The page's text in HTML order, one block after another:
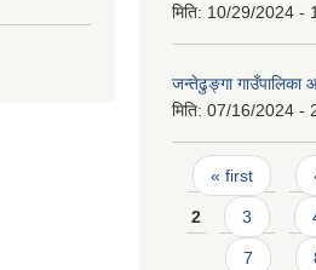
मिति: 10/29/2024 -
जन्तेढुङ्गा गाउँपालिका
मिति: 07/16/2024 -
Pages
« first
2 3
7